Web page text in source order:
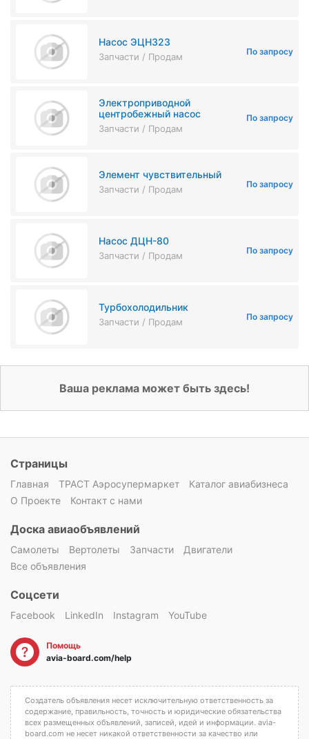
Насос ЭЦН323
Запчасти / Продам По запросу
Электроприводной
центробежный насос
Запчасти / Продам
По запросу
Элемент чувствительный
Запчасти / Продам По запросу
Насос ДЦН-80
Запчасти / Продам По запросу
Турбохолодильник
Запчасти / Продам По запросу
Ваша реклама может быть здесь!
Страницы
Главная ТРАСТ Аэросупермаркет
Каталог авиабизнеса
О Проекте
Контакт с нами
Доска авиаобъявлений
Самолеты Вертолеты Запчасти
Двигатели
Все объявления
Соцсети
Facebook LinkedIn Instagram YouTube
Помощь
avia-board.com/help
Создатель объявления несет исключительную ответственность за
содержание, правильность, точность и юридические обязательства
всех размещенных объявлений, записей, идей и информации. avia-
board.com не несет никакой ответственности за качество или